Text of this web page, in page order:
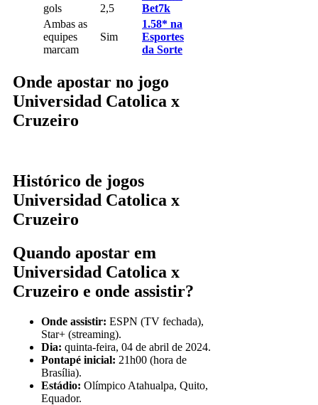
gols
2,5
Bet7k
Ambas as
equipes
marcam
Sim
1.58* na
Esportes
da Sorte
Onde apostar no jogo
Universidad Catolica x
Cruzeiro
Histórico de jogos
Universidad Catolica x
Cruzeiro
Quando apostar em
Universidad Catolica x
Cruzeiro e onde assistir?
Onde assistir: ESPN (TV fechada),
Star+ (streaming).
Dia: quinta-feira, 04 de abril de 2024.
Pontapé inicial: 21h00 (hora de
Brasília).
Estádio: Olímpico Atahualpa, Quito,
Equador.